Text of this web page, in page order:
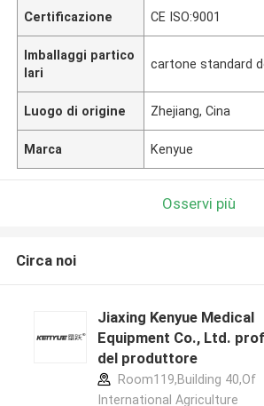
Certificazione CE ISO:9001
Imballaggi partico
lari
cartone standard
Luogo di origine Zhejiang, Cina
Marca Kenyue
Osservi più
Circa noi
Jiaxing Kenyue Medical
Equipment Co., Ltd.
del produttore
Room119,Building 40,Of
International Agriculture